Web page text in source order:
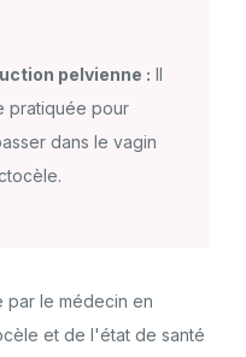
pelvienne : Il
pratiquée pour
dans le vagin
par le médecin en
et de l'état de santé